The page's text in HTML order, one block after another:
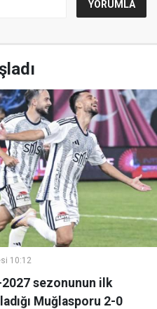
10:12
2027 sezonunun ilk
Muğlasporu 2-0